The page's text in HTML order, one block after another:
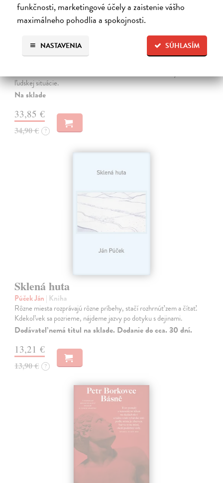
funkčnosti, marketingové účely a zaistenie vášho
maximálneho pohodlia a spokojnosti.
SÚHLASÍM
NASTAVENIA
Miluj ma ako naozaj
Válek Miroslav| Kniha
HRANICA MEDZI NÁDEJOU A SEBAKLAMOM
ľudskej situácie.
Na sklade
33,85 €
34,90 € ?
Sklená huta
Púček Ján | Kniha
Rôzne miesta rozprávajú rôzne príbehy, stačí rozhrnúť zem a čítať.
Kdekoľvek sa pozrieme, nájdeme jazvy po dotyku s dejinami.
Dodávateľ nemá titul na sklade. Dodanie do cca. 30 dní.
13,21 €
13,90 € ?